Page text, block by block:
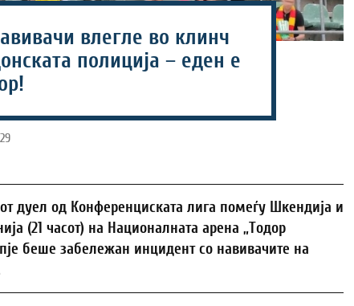
влегле во клинч
полиција – еден е
дуел од Конференциската лига помеѓу Шкендија и
(21 часот) на Националната арена „Тодор
беше забележан инцидент со навивачите на